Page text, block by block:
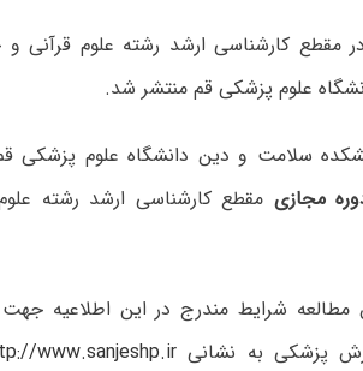
علوم پزشکی قم منتشر شد.
مجازی مقطع کارشناسی ارشد رشته
مطالعه شرایط مندرج در این اطلاعیه
پزشکی به نشانی www.sanjeshp.ir